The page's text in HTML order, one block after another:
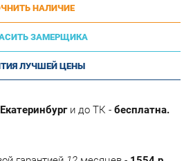
ЗАМЕРЩИКА
ЛУЧШЕЙ ЦЕНЫ
и до ТК -бесплатна.